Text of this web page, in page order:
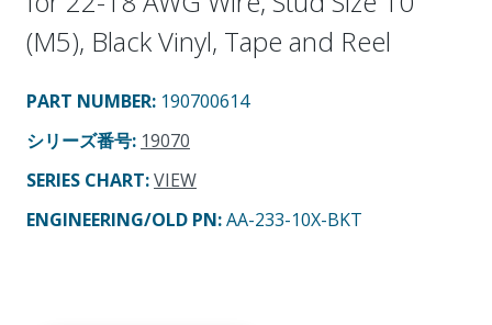
(M5), Black Vinyl, Tape and Reel
PART NUMBER: 190700614
シリーズ番号: 19070
SERIES CHART:VIEW
ENGINEERING/OLD PN:AA-233-10X-BKT